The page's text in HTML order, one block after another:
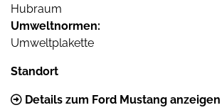
Hubraum
Umweltnormen:
Umweltplakette
Standort
Details zum Ford Mustang anzeigen